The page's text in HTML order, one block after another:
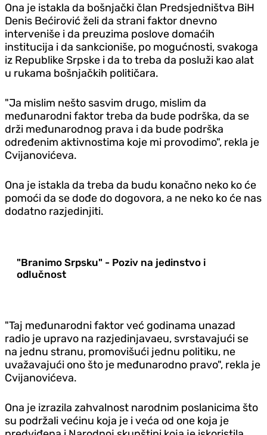
Ona je istakla da bošnjački član Predsjedništva BiH
Denis Bećirović želi da strani faktor dnevno
interveniše i da preuzima poslove domaćih
institucija i da sankcioniše, po mogućnosti, svakoga
iz Republike Srpske i da to treba da posluži kao alat
u rukama bošnjačkih političara.
"Ja mislim nešto sasvim drugo, mislim da
međunarodni faktor treba da bude podrška, da se
drži međunarodnog prava i da bude podrška
određenim aktivnostima koje mi provodimo", rekla je
Cvijanovićeva.
Ona je istakla da treba da budu konačno neko ko će
pomoći da se dođe do dogovora, a ne neko ko će nas
dodatno razjedinjiti.
"Branimo Srpsku" - Poziv na jedinstvo i
odlučnost
"Taj međunarodni faktor već godinama unazad
radio je upravo na razjedinjavaeu, svrstavajući se
na jednu stranu, promovišući jednu politiku, ne
uvažavajući ono što je međunarodno pravo", rekla je
Cvijanovićeva.
Ona je izrazila zahvalnost narodnim poslanicima što
su podržali većinu koja je i veća od one koja je